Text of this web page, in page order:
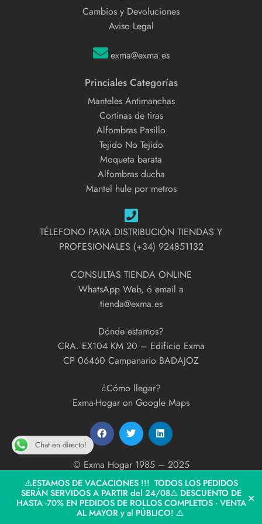
⚠️ESTAMOS DE VACACIONES !!! TODOS LOS PEDIDOS
SERÁN SERVIDOS A PARTIR del 24/08⚠️ DESCUENTO DE
HASTA -70% EN PEDIDOS DE ROLLOS COMPLETOS · VENTA
AL MAYOR y al PÚBLICO! ⚠️
✕
Cambios y Devoluciones
Aviso Legal
exma@exma.es
Princiales Categorías
Manteles Antimanchas
Cortinas de tiras
Alfombras Pasillo
Tejido No Tejido
Moqueta barata
Alfombras ducha
Mantel hule por metros
TÉLEFONO PARA DISTRIBUCIÓN TIENDAS Y
PROFESIONALES (+34) 924851132
CONSULTAS TIENDA ONLINE
WhatsApp Web, ó email a
tienda@exma.es
Dónde estamos?
CRA. EX104 KM 20 – Edificio Exma
CP 06460 Campanario BADAJOZ
¿Cómo llegar?
Exma-Hogar on Google Maps
© Exma Hogar 1985 – 2025
developed by ExmaPrint!
Chat en directo!